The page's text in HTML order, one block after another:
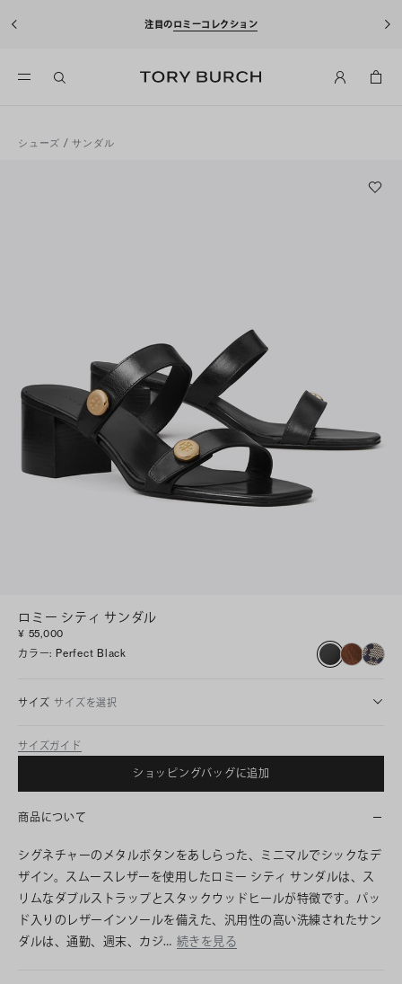
注目のロミーコレクション
シューズ / サンダル
ロミー シティ サンダル
¥ 55,000
カラー: Perfect Black
サイズ サイズを選択
サイズガイド
ショッピングバッグに追加
商品について
シグネチャーのメタルボタンをあしらった、ミニマルでシックなデ
ザイン。スムースレザーを使用したロミー シティ サンダルは、ス
リムなダブルストラップとスタックウッドヒールが特徴です。パッ
ド入りのレザーインソールを備えた、汎用性の高い洗練されたサン
ダルは、通勤、週末、カジ… 続きを見る